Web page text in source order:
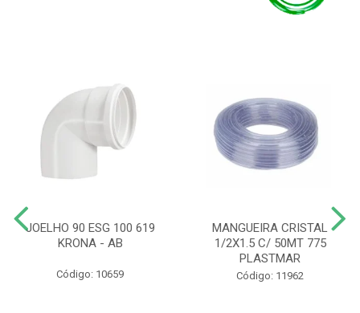
JOELHO 90 ESG 100 619
KRONA - AB
Código: 10659
MANGUEIRA CRISTAL
1/2X1.5 C/ 50MT 775
PLASTMAR
Código: 11962